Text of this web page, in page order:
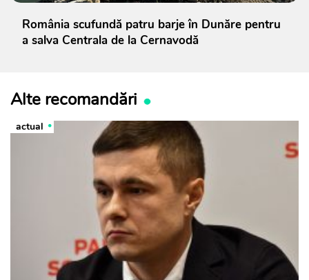
România scufundă patru barje în Dunăre pentru
a salva Centrala de la Cernavodă
Alte recomandări
actual